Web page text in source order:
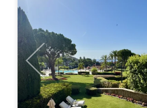
Previous